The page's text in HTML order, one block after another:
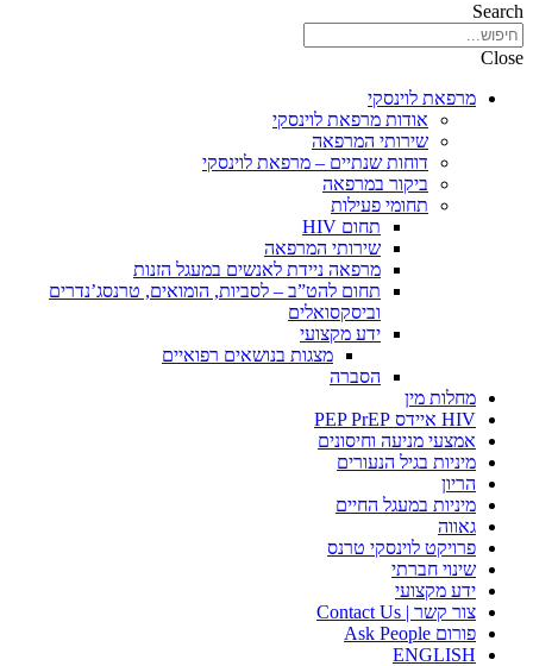
Search
Close
מרפאת לוינסקי
אודות מרפאת לוינסקי
שירותי המרפאה
דוחות שנתיים – מרפאת לוינסקי
ביקור במרפאה
תחומי פעילות
תחום HIV
שירותי המרפאה
מרפאה ניידת לאנשים במעגל הזנות
תחום להט”ב – לסביות, הומואים, טרנסג’נדרים
וביסקסואלים
ידע מקצועי
מצגות בנושאים רפואיים
הסברה
מחלות מין
HIV איידס PEP PrEP
אמצעי מניעה וחיסונים
מיניות בגיל הנעורים
הריון
מיניות במעגל החיים
גאווה
פרויקט לוינסקי טרנס
שינוי חברתי
ידע מקצועי
צור קשר | Contact Us
פורום Ask People
ENGLISH